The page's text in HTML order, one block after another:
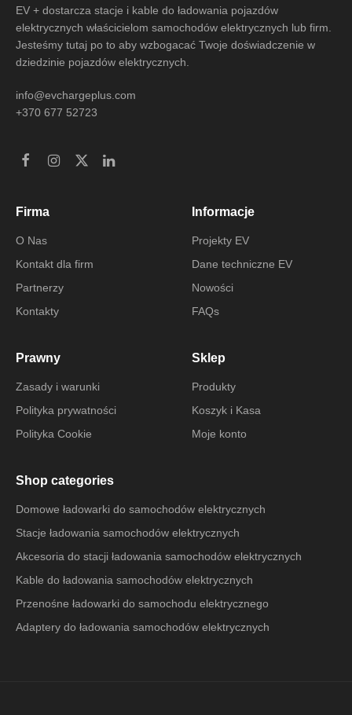
EV + dostarcza stacje i kable do ładowania pojazdów
elektrycznych właścicielom samochodów elektrycznych lub firm.
Jesteśmy tutaj po to aby wzbogacać Twoje doświadczenie w
dziedzinie pojazdów elektrycznych.
info@evchargeplus.com
+370 677 52723
Firma
O Nas
Kontakt dla firm
Partnerzy
Kontakty
Informacje
Projekty EV
Dane techniczne EV
Nowości
FAQs
Prawny
Zasady i warunki
Polityka prywatności
Polityka Cookie
Sklep
Produkty
Koszyk i Kasa
Moje konto
Shop categories
Domowe ładowarki do samochodów elektrycznych
Stacje ładowania samochodów elektrycznych
Akcesoria do stacji ładowania samochodów elektrycznych
Kable do ładowania samochodów elektrycznych
Przenośne ładowarki do samochodu elektrycznego
Adaptery do ładowania samochodów elektrycznych